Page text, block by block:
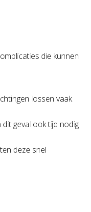
die kunnen
lossen vaak
dit geval ook tijd nodig
deze snel